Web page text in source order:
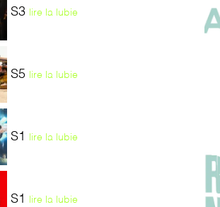
S3 lire la lubie
S5 lire la lubie
S1 lire la lubie
S1 lire la lubie